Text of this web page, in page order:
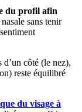
du profil afin
sans tenir
côté (le nez),
reste équilibré
du visage à